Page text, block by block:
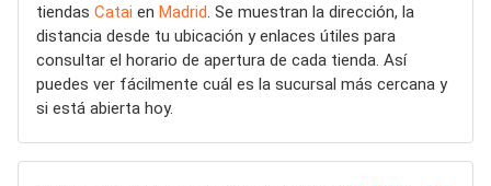
tiendas Catai en Madrid. Se muestran la dirección, la
distancia desde tu ubicación y enlaces útiles para
consultar el horario de apertura de cada tienda. Así
puedes ver fácilmente cuál es la sucursal más cercana y
si está abierta hoy.